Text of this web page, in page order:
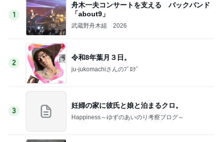
1
舟木一夫コンサートを支える バックバンド
「about9」
武蔵野舟木組 2026
2
令和8年葉月３日。
ju-jukomachiさんのﾌﾞﾛｸﾞ
3
妊婦の家に彼氏と娘と泊まるクロ。
Happiness～ゆずのあいのり考察ブログ～